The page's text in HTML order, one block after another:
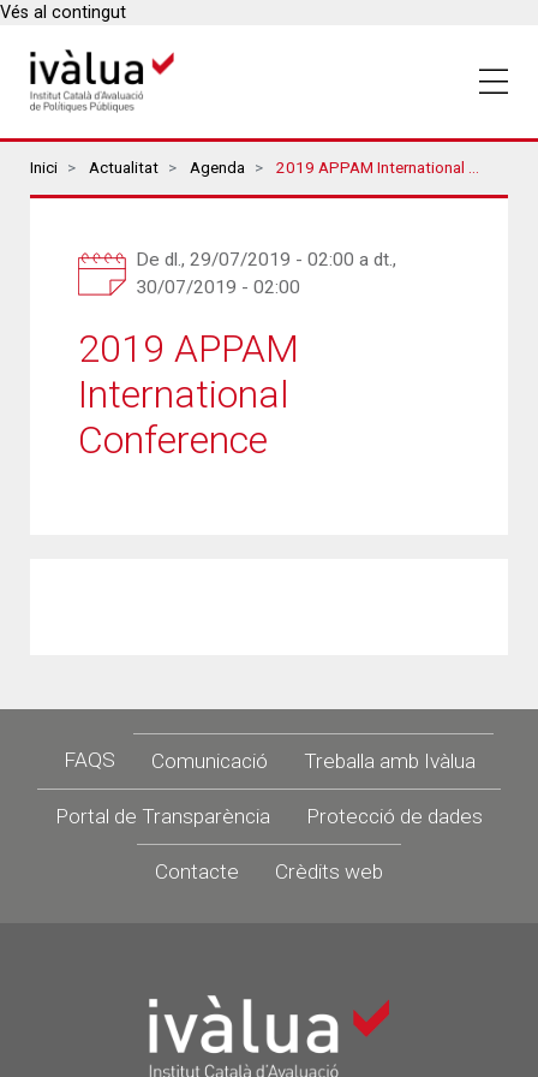
Vés al contingut
Breadcrumbs
Inici Actualitat Agenda 2019 APPAM International Conference
De dl., 29/07/2019 - 02:00 a dt.,
30/07/2019 - 02:00
2019 APPAM
International
Conference
Footer
FAQS Comunicació Treballa amb Ivàlua
Portal de Transparència Protecció de dades
Contacte Crèdits web